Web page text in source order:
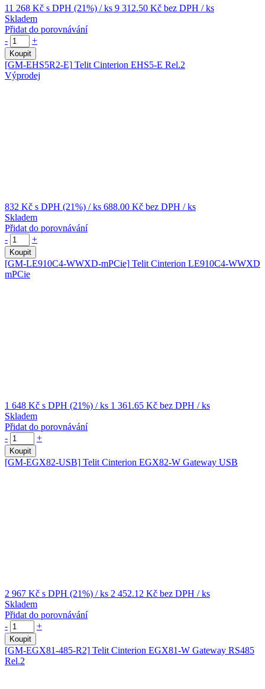
11 268 Kč s DPH (21%) / ks 9 312.50 Kč bez DPH / ks
Skladem
Přidat do porovnávání
-
+
Koupit
[GM-EHS5R2-E] Telit Cinterion EHS5-E Rel.2
Výprodej
832 Kč s DPH (21%) / ks 688.00 Kč bez DPH / ks
Skladem
Přidat do porovnávání
-
+
Koupit
[GM-LE910C4-WWXD-mPCie] Telit Cinterion LE910C4-WWXD
mPCie
1 648 Kč s DPH (21%) / ks 1 361.65 Kč bez DPH / ks
Skladem
Přidat do porovnávání
-
+
Koupit
[GM-EGX82-USB] Telit Cinterion EGX82-W Gateway USB
2 967 Kč s DPH (21%) / ks 2 452.12 Kč bez DPH / ks
Skladem
Přidat do porovnávání
-
+
Koupit
[GM-EGX81-485-R2] Telit Cinterion EGX81-W Gateway RS485
Rel.2